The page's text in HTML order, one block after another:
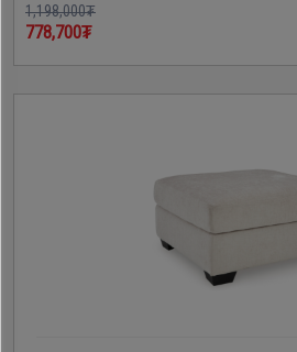
1,198,000₮
778,700₮